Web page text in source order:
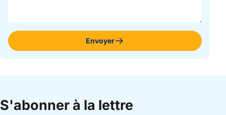
Envoyer
S'abonner à la lettre